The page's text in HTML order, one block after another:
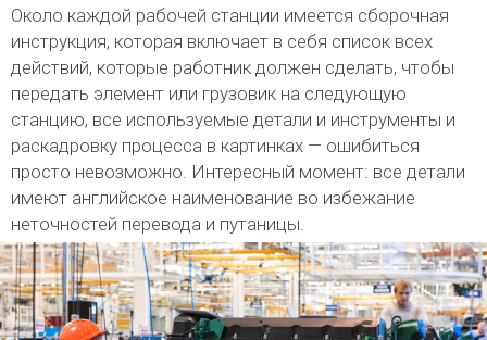
Около каждой рабочей станции имеется сборочная
инструкция, которая включает в себя список всех
действий, которые работник должен сделать, чтобы
передать элемент или грузовик на следующую
станцию, все используемые детали и инструменты и
раскадровку процесса в картинках — ошибиться
просто невозможно. Интересный момент: все детали
имеют английское наименование во избежание
неточностей перевода и путаницы.